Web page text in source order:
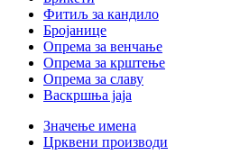
Фитиљ за кандило
Бројанице
Опрема за венчање
Опрема за крштење
Опрема за славу
Васкршња јаја
Значење имена
Црквени производи